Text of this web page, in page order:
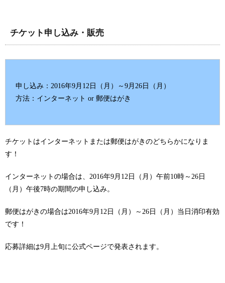
チケット申し込み・販売
申し込み：2016年9月12日（月）～9月26日（月）
方法：インターネット or 郵便はがき
チケットはインターネットまたは郵便はがきのどちらかになりま
す！
インターネットの場合は、2016年9月12日（月）午前10時～26日
（月）午後7時の期間の申し込み。
郵便はがきの場合は2016年9月12日（月）～26日（月）当日消印有効
です！
応募詳細は9月上旬に公式ページで発表されます。